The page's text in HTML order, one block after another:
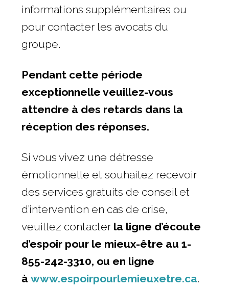
informations supplémentaires ou
pour contacter les avocats du
groupe.
Pendant cette période
exceptionnelle veuillez-vous
attendre à des retards dans la
réception des réponses.
Si vous vivez une détresse
émotionnelle et souhaitez recevoir
des services gratuits de conseil et
d’intervention en cas de crise,
veuillez contacter la ligne d’écoute
d’espoir pour le mieux-être au 1-
855-242-3310, ou en ligne
àwww.espoirpourlemieuxetre.ca.